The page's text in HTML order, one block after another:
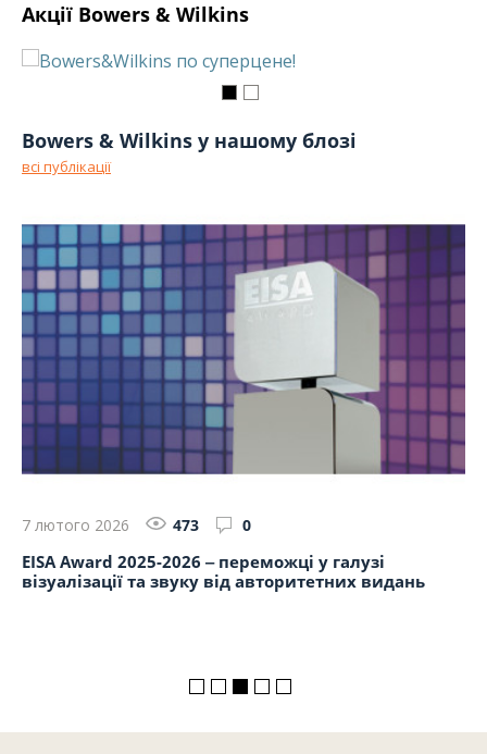
Акції Bowers & Wilkins
Bowers & Wilkins у нашому блозі
7 лютого 2026 473 0
EISA Award 2025-2026 ‒ переможці у галузі
візуалізації та звуку від авторитетних видань
всі публікації